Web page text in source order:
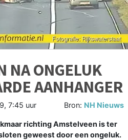
NA ONGELUK
AANHANGER
7:45 uur Bron: NH Nieuws
richting Amstelveen is ter
geweest door een ongeluk.